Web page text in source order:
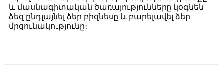
և մասնագիտական ​​​​ծառայությունները կօգնեն
ձեզ ընդլայնել ձեր բիզնեսը և բարելավել ձեր
մրցունակությունը։